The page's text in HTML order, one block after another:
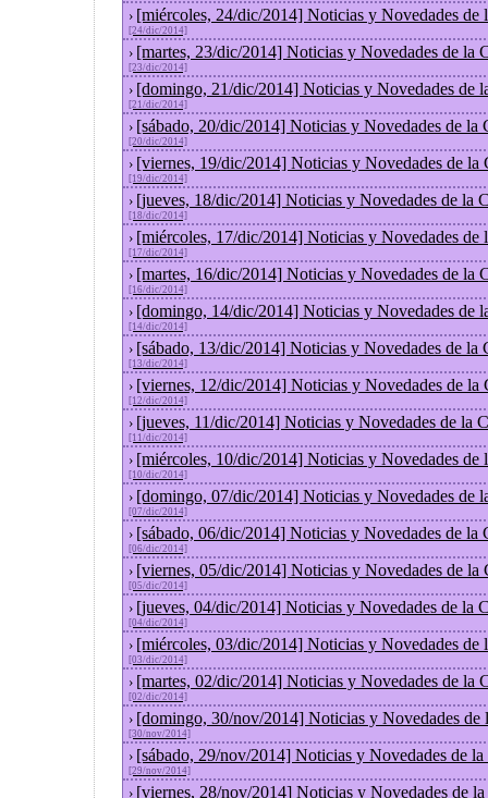
› [miércoles, 24/dic/2014] Noticias y Novedades de
[24/dic/2014]
› [martes, 23/dic/2014] Noticias y Novedades de la
[23/dic/2014]
› [domingo, 21/dic/2014] Noticias y Novedades de
[21/dic/2014]
› [sábado, 20/dic/2014] Noticias y Novedades de la
[20/dic/2014]
› [viernes, 19/dic/2014] Noticias y Novedades de la
[19/dic/2014]
› [jueves, 18/dic/2014] Noticias y Novedades de la
[18/dic/2014]
› [miércoles, 17/dic/2014] Noticias y Novedades de
[17/dic/2014]
› [martes, 16/dic/2014] Noticias y Novedades de la
[16/dic/2014]
› [domingo, 14/dic/2014] Noticias y Novedades de
[14/dic/2014]
› [sábado, 13/dic/2014] Noticias y Novedades de la
[13/dic/2014]
› [viernes, 12/dic/2014] Noticias y Novedades de la
[12/dic/2014]
› [jueves, 11/dic/2014] Noticias y Novedades de la
[11/dic/2014]
› [miércoles, 10/dic/2014] Noticias y Novedades de
[10/dic/2014]
› [domingo, 07/dic/2014] Noticias y Novedades de
[07/dic/2014]
› [sábado, 06/dic/2014] Noticias y Novedades de la
[06/dic/2014]
› [viernes, 05/dic/2014] Noticias y Novedades de la
[05/dic/2014]
› [jueves, 04/dic/2014] Noticias y Novedades de la
[04/dic/2014]
› [miércoles, 03/dic/2014] Noticias y Novedades de
[03/dic/2014]
› [martes, 02/dic/2014] Noticias y Novedades de la
[02/dic/2014]
› [domingo, 30/nov/2014] Noticias y Novedades de
[30/nov/2014]
› [sábado, 29/nov/2014] Noticias y Novedades de
[29/nov/2014]
› [viernes, 28/nov/2014] Noticias y Novedades de